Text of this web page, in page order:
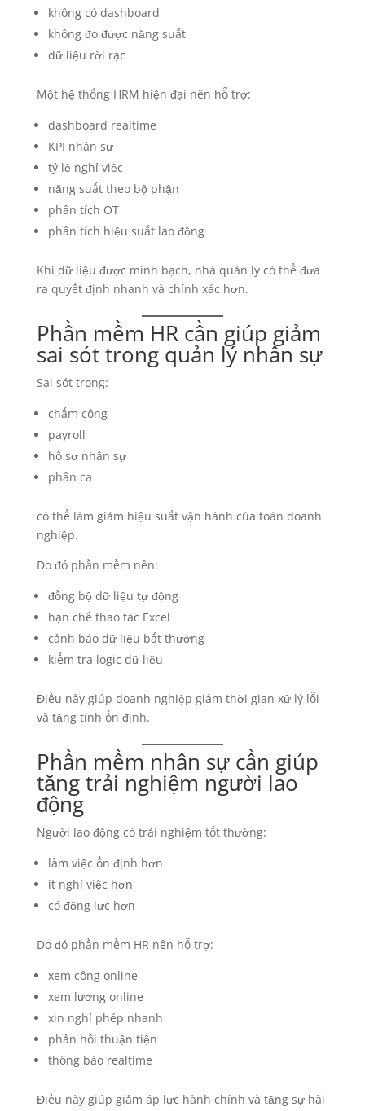
không có dashboard
không đo được năng suất
dữ liệu rời rạc
Một hệ thống HRM hiện đại nên hỗ trợ:
dashboard realtime
KPI nhân sự
tỷ lệ nghỉ việc
năng suất theo bộ phận
phân tích OT
phân tích hiệu suất lao động
Khi dữ liệu được minh bạch, nhà quản lý có thể đưa
ra quyết định nhanh và chính xác hơn.
Phần mềm HR cần giúp giảm
sai sót trong quản lý nhân sự
Sai sót trong:
chấm công
payroll
hồ sơ nhân sự
phân ca
có thể làm giảm hiệu suất vận hành của toàn doanh
nghiệp.
Do đó phần mềm nên:
đồng bộ dữ liệu tự động
hạn chế thao tác Excel
cảnh báo dữ liệu bất thường
kiểm tra logic dữ liệu
Điều này giúp doanh nghiệp giảm thời gian xử lý lỗi
và tăng tính ổn định.
Phần mềm nhân sự cần giúp
tăng trải nghiệm người lao
động
Người lao động có trải nghiệm tốt thường:
làm việc ổn định hơn
ít nghỉ việc hơn
có động lực hơn
Do đó phần mềm HR nên hỗ trợ:
xem công online
xem lương online
xin nghỉ phép nhanh
phản hồi thuận tiện
thông báo realtime
Điều này giúp giảm áp lực hành chính và tăng sự hài